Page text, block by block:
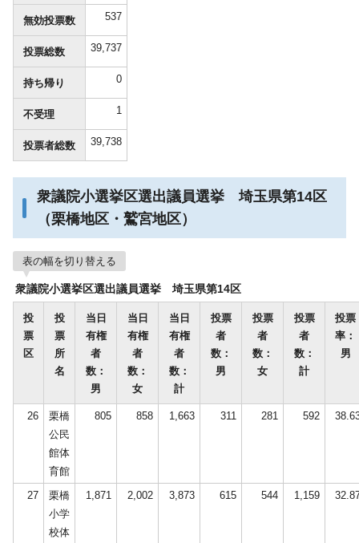
無効投票数 537
投票総数 39,737
持ち帰り 0
不受理 1
投票者総数 39,738
衆議院小選挙区選出議員選挙 埼玉県第14区
（栗橋地区・鷲宮地区）
表の幅を切り替える
衆議院小選挙区選出議員選挙 埼玉県第14区
投
票
区
投
票
所
名
当日
有権
者
数：
男
当日
有権
者
数：
女
当日
有権
者
数：
計
投票
者
数：
男
投票
者
数：
女
投票
者
数：
計
投票
率：
男
26
栗橋
公民
館体
育館
805 858 1,663 311 281 592
27
栗橋
小学
校体
1,871 2,002 3,873 615 544 1,159